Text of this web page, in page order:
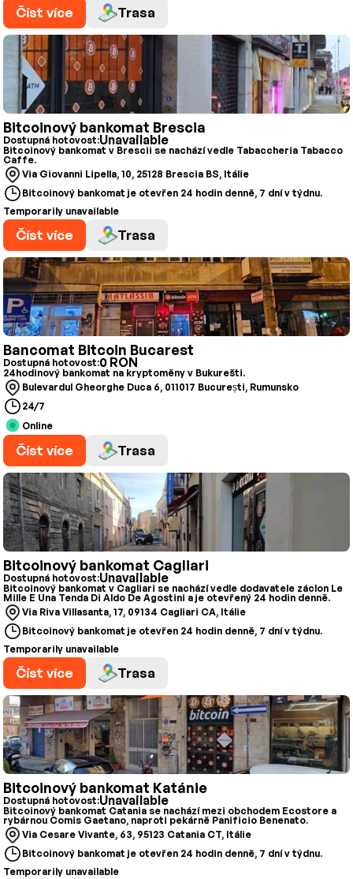
Číst více Trasa
Bitcoinový bankomat Brescia
Dostupná hotovost:Unavailable
Bitcoinový bankomat v Brescii se nachází vedle Tabaccheria Tabacco
Caffe.
Via Giovanni Lipella, 10, 25128 Brescia BS, Itálie
Bitcoinový bankomat je otevřen 24 hodin denně, 7 dní v týdnu.
Temporarily unavailable
Číst více Trasa
Bancomat Bitcoin Bucarest
Dostupná hotovost:0 RON
24hodinový bankomat na kryptoměny v Bukurešti.
Bulevardul Gheorghe Duca 6, 011017 București, Rumunsko
24/7
Online
Číst více Trasa
Bitcoinový bankomat Cagliari
Dostupná hotovost:Unavailable
Bitcoinový bankomat v Cagliari se nachází vedle dodavatele záclon Le
Mille E Una Tenda Di Aldo De Agostini a je otevřený 24 hodin denně.
Via Riva Villasanta, 17, 09134 Cagliari CA, Itálie
Bitcoinový bankomat je otevřen 24 hodin denně, 7 dní v týdnu.
Temporarily unavailable
Číst více Trasa
Bitcoinový bankomat Katánie
Dostupná hotovost:Unavailable
Bitcoinový bankomat Catania se nachází mezi obchodem Ecostore a
rybárnou Comis Gaetano, naproti pekárně Panificio Benenato.
Via Cesare Vivante, 63, 95123 Catania CT, Itálie
Bitcoinový bankomat je otevřen 24 hodin denně, 7 dní v týdnu.
Temporarily unavailable